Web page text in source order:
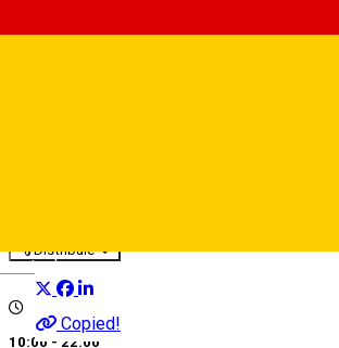
Deutsch
Distribuie
Copied!
10:00 - 22:00